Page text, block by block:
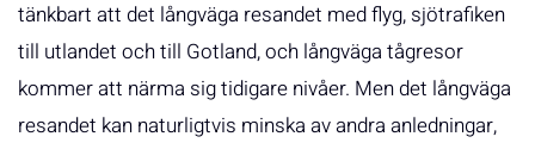
tänkbart att det långväga resandet med flyg, sjötrafiken
till utlandet och till Gotland, och långväga tågresor
kommer att närma sig tidigare nivåer. Men det långväga
resandet kan naturligtvis minska av andra anledningar,